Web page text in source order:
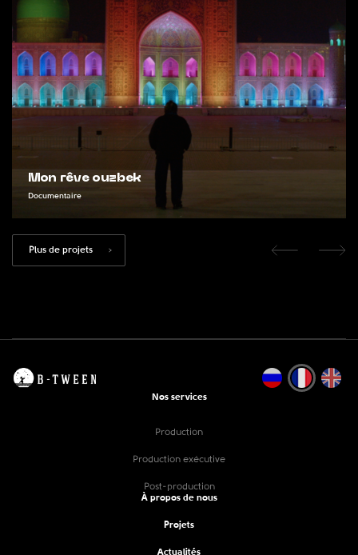
Mon rêve ouzbek
Documentaire
Plus de projets
Nos services
Production
Production exécutive
Post-production
À propos de nous
Projets
Actualités